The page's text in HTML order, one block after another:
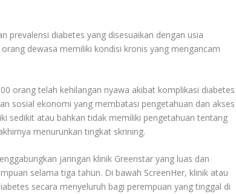
prevalensi diabetes yang disesuaikan dengan usia
dewasa memiliki kondisi kronis yang mengancam
orang telah kehilangan nyawa akibat komplikasi diabetes
sosial ekonomi yang membatasi pengetahuan dan akses
sedikit atau bahkan tidak memiliki pengetahuan tentang
menurunkan tingkat skrining.
jaringan klinik Greenstar yang luas dan
selama tiga tahun. Di bawah ScreenHer, klinik atau
secara menyeluruh bagi perempuan yang tinggal di